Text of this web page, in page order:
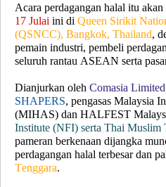
Acara perdagangan halal itu
17 Julai ini di Queen Sirikit
(QSNCC), Bangkok, Thailand,
pemain industri, pembeli
seluruh rantau ASEAN serta
Dianjurkan oleh Comasia Limited
SHAPERS, pengasas Malaysia
(MIHAS) dan HALFEST
Institute (NFI) serta Thai
pameran berkenaan dijangka
perdagangan halal terbesar dan
Tenggara.